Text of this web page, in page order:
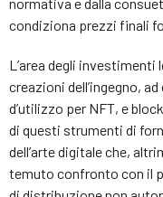
condiziona prezzi finali
L’area degli investimenti
creazioni dell’ingegno,
d’utilizzo per NFT, e
di questi strumenti di
dell’arte digitale che,
temuto confronto con il